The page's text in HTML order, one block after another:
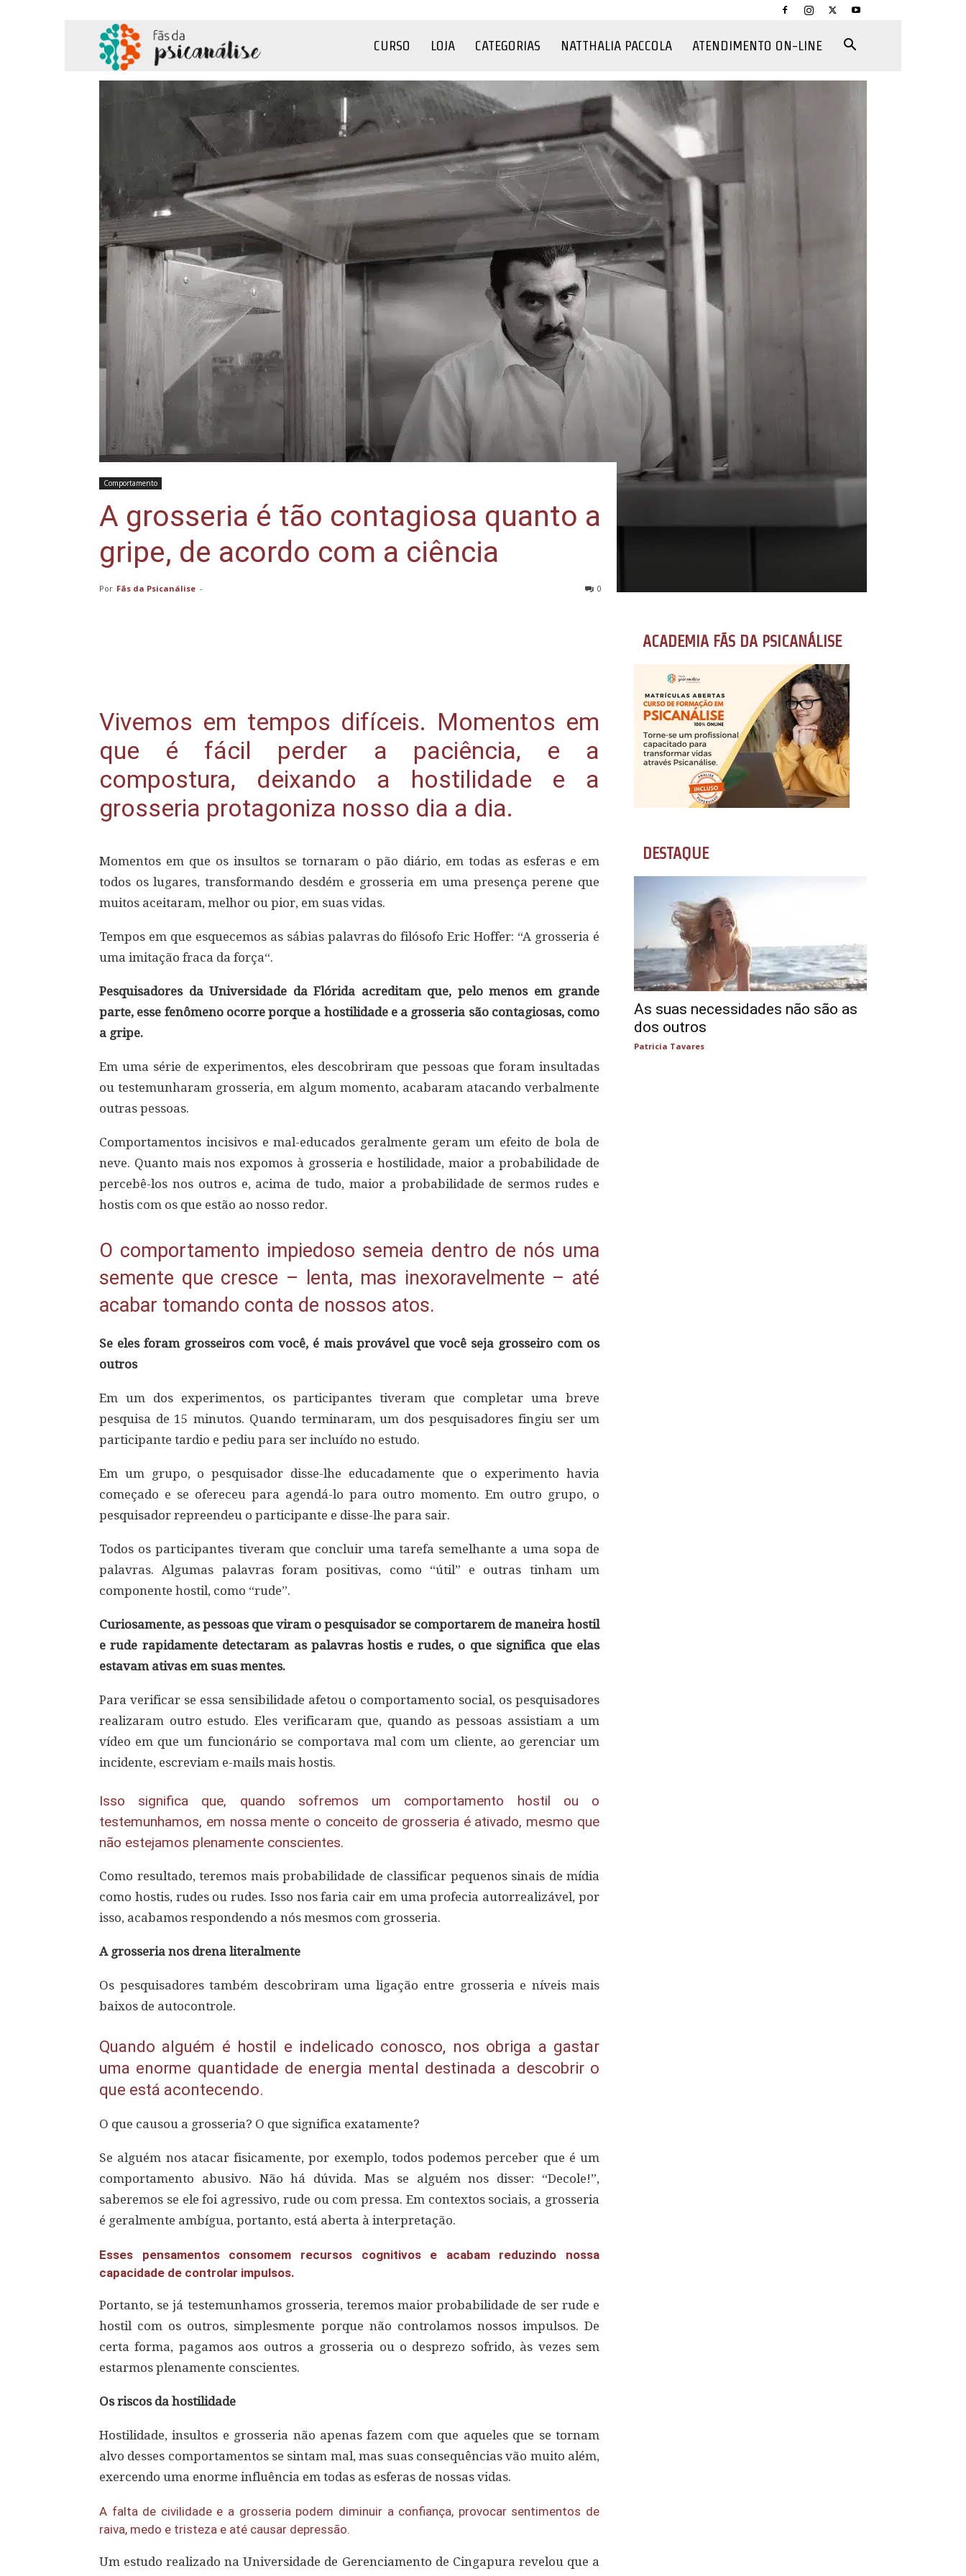
da
Psicanálise
CURSO LOJA CATEGORIAS NATTHALIA PACCOLA ATENDIMENTO ON-LINE
Comportamento
A grosseria é tão contagiosa quanto a
gripe, de acordo com a ciência
Por Fãs da Psicanálise - 0
Vivemos em tempos difíceis. Momentos em
que é fácil perder a paciência, e a
compostura, deixando a hostilidade e a
grosseria protagoniza nosso dia a dia.
Momentos em que os insultos se tornaram o pão diário, em todas as esferas e em
todos os lugares, transformando desdém e grosseria em uma presença perene que
muitos aceitaram, melhor ou pior, em suas vidas.
Tempos em que esquecemos as sábias palavras do filósofo Eric Hoffer: “A grosseria é
uma imitação fraca da força“.
Pesquisadores da Universidade da Flórida acreditam que, pelo menos em grande
parte, esse fenômeno ocorre porque a hostilidade e a grosseria são contagiosas, como
a gripe.
Em uma série de experimentos, eles descobriram que pessoas que foram insultadas
ou testemunharam grosseria, em algum momento, acabaram atacando verbalmente
outras pessoas.
Comportamentos incisivos e mal-educados geralmente geram um efeito de bola de
neve. Quanto mais nos expomos à grosseria e hostilidade, maior a probabilidade de
percebê-los nos outros e, acima de tudo, maior a probabilidade de sermos rudes e
hostis com os que estão ao nosso redor.
O comportamento impiedoso semeia dentro de nós uma
semente que cresce – lenta, mas inexoravelmente – até
acabar tomando conta de nossos atos.
Se eles foram grosseiros com você, é mais provável que você seja grosseiro com os
outros
Em um dos experimentos, os participantes tiveram que completar uma breve
pesquisa de 15 minutos. Quando terminaram, um dos pesquisadores fingiu ser um
participante tardio e pediu para ser incluído no estudo.
Em um grupo, o pesquisador disse-lhe educadamente que o experimento havia
começado e se ofereceu para agendá-lo para outro momento. Em outro grupo, o
pesquisador repreendeu o participante e disse-lhe para sair.
Todos os participantes tiveram que concluir uma tarefa semelhante a uma sopa de
palavras. Algumas palavras foram positivas, como “útil” e outras tinham um
componente hostil, como “rude”.
Curiosamente, as pessoas que viram o pesquisador se comportarem de maneira hostil
e rude rapidamente detectaram as palavras hostis e rudes, o que significa que elas
estavam ativas em suas mentes.
Para verificar se essa sensibilidade afetou o comportamento social, os pesquisadores
realizaram outro estudo. Eles verificaram que, quando as pessoas assistiam a um
vídeo em que um funcionário se comportava mal com um cliente, ao gerenciar um
incidente, escreviam e-mails mais hostis.
Isso significa que, quando sofremos um comportamento hostil ou o
testemunhamos, em nossa mente o conceito de grosseria é ativado, mesmo que
não estejamos plenamente conscientes.
Como resultado, teremos mais probabilidade de classificar pequenos sinais de mídia
como hostis, rudes ou rudes. Isso nos faria cair em uma profecia autorrealizável, por
isso, acabamos respondendo a nós mesmos com grosseria.
A grosseria nos drena literalmente
Os pesquisadores também descobriram uma ligação entre grosseria e níveis mais
baixos de autocontrole.
Quando alguém é hostil e indelicado conosco, nos obriga a gastar
uma enorme quantidade de energia mental destinada a descobrir o
que está acontecendo.
O que causou a grosseria? O que significa exatamente?
Se alguém nos atacar fisicamente, por exemplo, todos podemos perceber que é um
comportamento abusivo. Não há dúvida. Mas se alguém nos disser: “Decole!”,
saberemos se ele foi agressivo, rude ou com pressa. Em contextos sociais, a grosseria
é geralmente ambígua, portanto, está aberta à interpretação.
Esses pensamentos consomem recursos cognitivos e acabam reduzindo nossa
capacidade de controlar impulsos.
Portanto, se já testemunhamos grosseria, teremos maior probabilidade de ser rude e
hostil com os outros, simplesmente porque não controlamos nossos impulsos. De
certa forma, pagamos aos outros a grosseria ou o desprezo sofrido, às vezes sem
estarmos plenamente conscientes.
Os riscos da hostilidade
Hostilidade, insultos e grosseria não apenas fazem com que aqueles que se tornam
alvo desses comportamentos se sintam mal, mas suas consequências vão muito além,
exercendo uma enorme influência em todas as esferas de nossas vidas.
A falta de civilidade e a grosseria podem diminuir a confiança, provocar sentimentos de
raiva, medo e tristeza e até causar depressão.
Um estudo realizado na Universidade de Gerenciamento de Cingapura revelou que a
ACADEMIA FÃS DA PSICANÁLISE
DESTAQUE
As suas necessidades não são as
dos outros
Patricia Tavares